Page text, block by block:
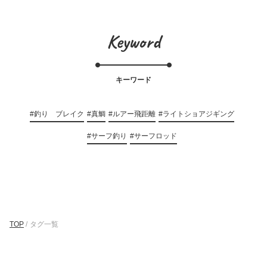
Keyword
キーワード
#釣り ブレイク #真鯛 #ルアー飛距離 #ライトショアジギング
#サーフ釣り #サーフロッド
TOP / タグ一覧